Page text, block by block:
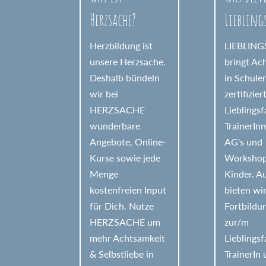
Herzsache?
Herzbildung ist
unsere Herzsache.
Deshalb bündeln
wir bei
HERZSACHE
wunderbare
Angebote, Online-
Kurse sowie jede
Menge
kostenfreien Input
für Dich. Nutze
HERZSACHE um
mehr Achtsamkeit
& Selbstliebe in
bringt
in
AG's und
Kinder.
bieten wir
zur/m
TrainerIn